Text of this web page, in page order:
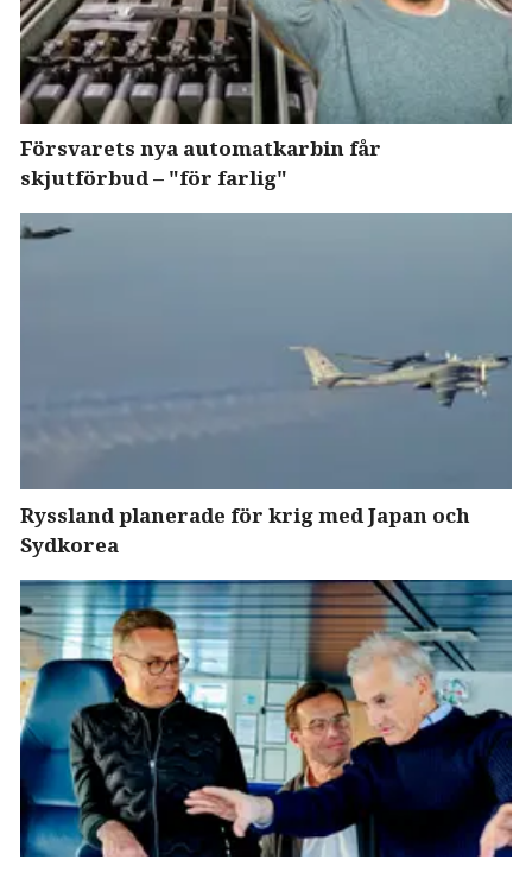
Försvarets nya automatkarbin får
skjutförbud – "för farlig"
Ryssland planerade för krig med Japan och
Sydkorea